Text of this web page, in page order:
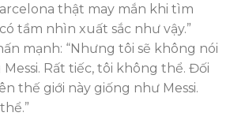
thật may mắn khi tìm
tầm nhìn xuất sắc như vậy.”
mạnh: “Nhưng tôi sẽ không nói
Rất tiếc, tôi không thể. Đối
thế giới này giống như Messi.